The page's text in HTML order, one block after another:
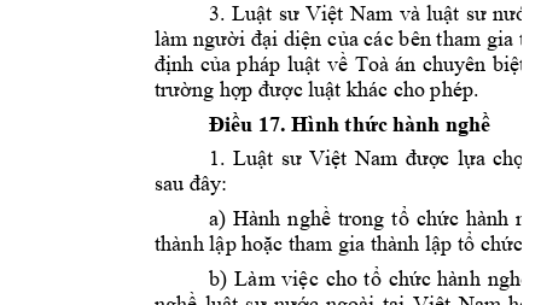
3. Luật sư Việt Nam và luật sư n
làm người đại diện của các bên tham gia tố
định của pháp luật về Toà án chuyên biệt
trường hợp được luật khác cho phép.
Điều 17. Hình thức hành nghề
1. Luật sư Việt Nam được lựa chọn
sau đây:
a) Hành nghề trong tổ chức hành
thành lập hoặc tham gia thành lập tổ chức
b) Làm việc cho tổ chức hành nghề